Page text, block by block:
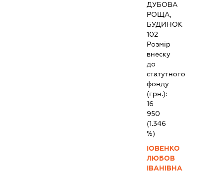
ДУБОВА
РОЩА,
БУДИНОК
102
Розмір
внеску
до
статутного
фонду
(грн.):
16
950
(1.346
%)
ІОВЕНКО
ЛЮБОВ
ІВАНІВНА